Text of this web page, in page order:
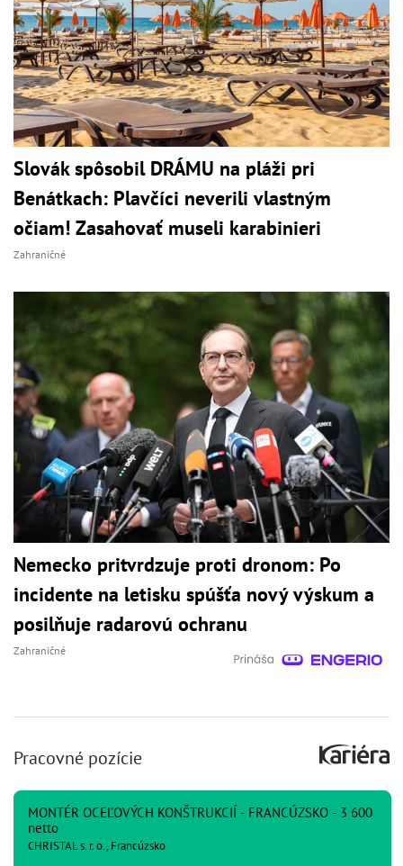
Slovák spôsobil DRÁMU na pláži pri
Benátkach: Plavčíci neverili vlastným
očiam! Zasahovať museli karabinieri
Zahraničné
Nemecko pritvrdzuje proti dronom: Po
incidente na letisku spúšťa nový výskum a
posilňuje radarovú ochranu
Zahraničné
Pracovné pozície
MONTÉR OCEĽOVÝCH KONŠTRUKCIÍ - FRANCÚZSKO - 3 600
netto
CHRISTAL s. r. o., Francúzsko